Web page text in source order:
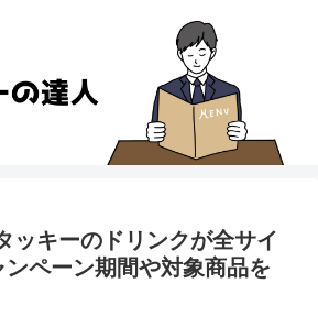
ッキーのドリンクが全サイ
ンペーン期間や対象商品を